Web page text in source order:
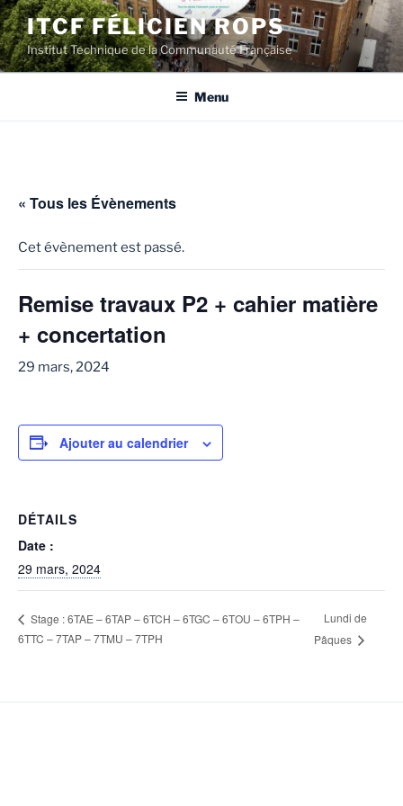
Aller
au
contenu
principal
ITCF FÉLICIEN ROPS
Institut Technique de la Communauté Française
Menu
« Tous les Évènements
Cet évènement est passé.
Remise travaux P2 + cahier matière
+ concertation
29 mars, 2024
Ajouter au calendrier
DÉTAILS
Date :
29 mars, 2024
Stage : 6TAE – 6TAP – 6TCH – 6TGC – 6TOU – 6TPH –
6TTC – 7TAP – 7TMU – 7TPH
Lundi de
Pâques